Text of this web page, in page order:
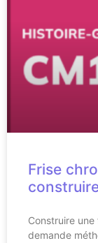
Frise
Construire
demande